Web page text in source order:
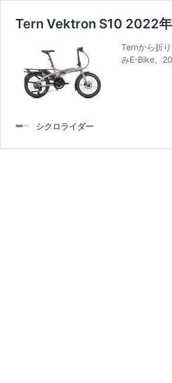
Tern Vektron S10 2022
Ternから折
みE-Bike。
シクロライダー